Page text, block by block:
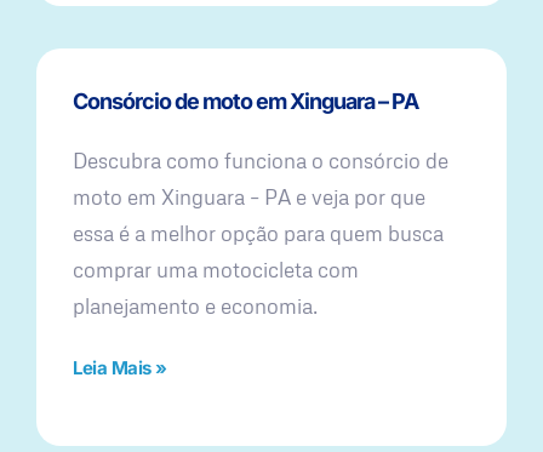
Consórcio de moto em Xinguara – PA
Descubra como funciona o consórcio de
moto em Xinguara – PA e veja por que
essa é a melhor opção para quem busca
comprar uma motocicleta com
planejamento e economia.
Leia Mais »